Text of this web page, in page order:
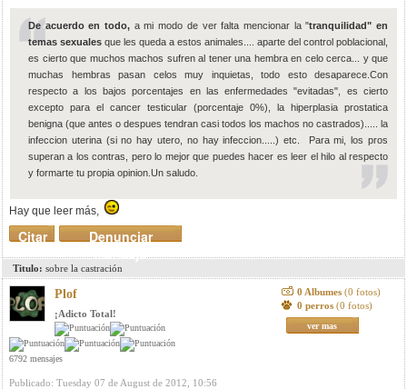
De acuerdo en todo, a mi modo de ver falta mencionar la "tranquilidad" en
temas sexuales que les queda a estos animales.... aparte del control poblacional,
es cierto que muchos machos sufren al tener una hembra en celo cerca... y que
muchas hembras pasan celos muy inquietas, todo esto desaparece.Con
respecto a los bajos porcentajes en las enfermedades "evitadas", es cierto
excepto para el cancer testicular (porcentaje 0%), la hiperplasia prostatica
benigna (que antes o despues tendran casi todos los machos no castrados)..... la
infeccion uterina (si no hay utero, no hay infeccion.....) etc. Para mi, los pros
superan a los contras, pero lo mejor que puedes hacer es leer el hilo al respecto
y formarte tu propia opinion.Un saludo.
Hay que leer más,
Denunciar
mensaje
Citar
Titulo: sobre la castración
Plof
¡Adicto Total!
6792 mensajes
0 Albumes (0 fotos)
0 perros (0 fotos)
ver mas
Publicado: Tuesday 07 de August de 2012, 10:56